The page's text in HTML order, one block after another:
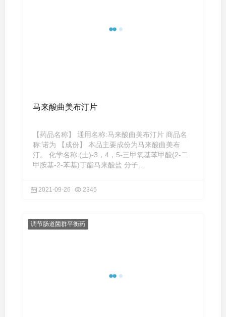
马来酸曲美布汀片
【药品名称】 通用名称:马来酸曲美布汀片 商品名
称:诺为 【成份】 本品主要成份为马来酸曲美布
汀。 化学名称:(士)-3，4，5-三甲氧基苯甲酸(2-二
甲胺基-2-苯基)丁酯马来酸盐 分子
2021-09-26 2345
调节肠道菌群平衡药